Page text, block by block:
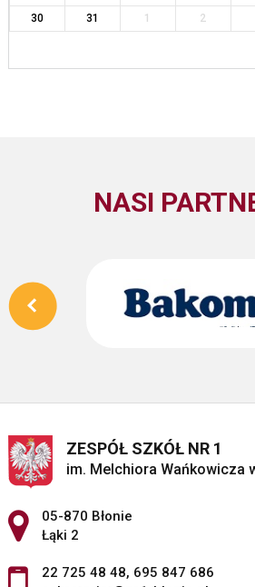
30
31 1 2
NASI
ZESPÓŁ SZKÓŁ NR 1
im. Melchiora Wańkowicza
Adres pocztowy:
05-870 Błonie
Łąki 2
22 725 48 48, 695 847 686